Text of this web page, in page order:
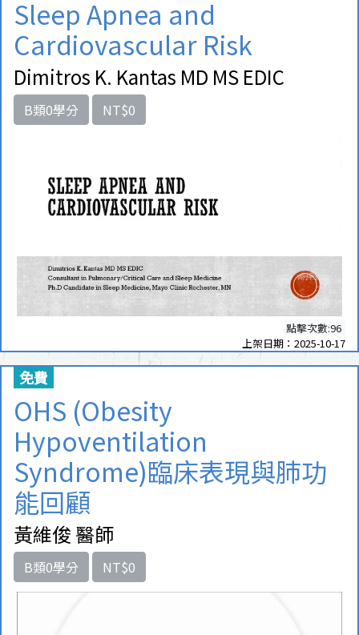
Sleep Apnea and
Cardiovascular Risk
Dimitros K. Kantas MD MS EDIC
B類0學分 NT$0
點擊次數:96
上架日期：2025-10-17
免費
OHS (Obesity
Hypoventilation
Syndrome)臨床表現與肺功
能回顧
黃維俊 醫師
B類0學分 NT$0